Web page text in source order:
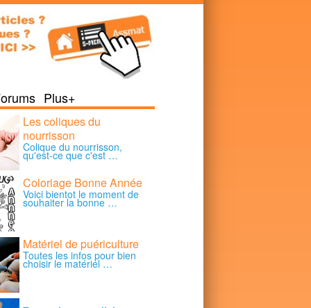
Plus+
Les coliques du
nourrisson
Colique du nourrisson,
qu'est-ce que c'est …
Coloriage Bonne Année
Voici bientot le moment de
souhaiter la bonne …
Matériel de puériculture
Toutes les infos pour bien
choisir le matériel …